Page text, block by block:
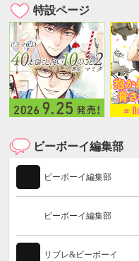
特設ページ
ビーボーイ編集部
ビーボーイ編集部
ビーボーイ編集部
リブレ&ビーボーイ